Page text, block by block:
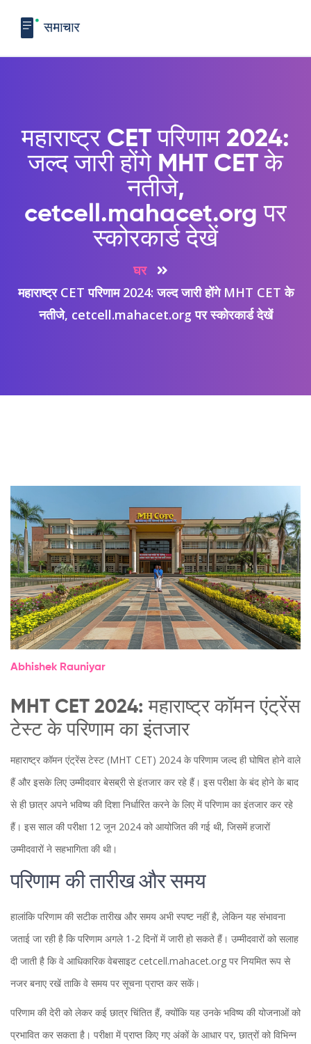
महाराष्ट्र CET परिणाम 2024:
जल्द जारी होंगे MHT CET के
नतीजे,
cetcell.mahacet.org पर
स्कोरकार्ड देखें
घर
महाराष्ट्र CET परिणाम 2024: जल्द जारी होंगे MHT CET के
नतीजे, cetcell.mahacet.org पर स्कोरकार्ड देखें
Abhishek Rauniyar
MHT CET 2024: महाराष्ट्र कॉमन एंट्रेंस
टेस्ट के परिणाम का इंतजार
महाराष्ट्र कॉमन एंट्रेंस टेस्ट (MHT CET) 2024 के परिणाम जल्द ही घोषित होने वाले
हैं और इसके लिए उम्मीदवार बेसब्री से इंतजार कर रहे हैं। इस परीक्षा के बंद होने के बाद
से ही छात्र अपने भविष्य की दिशा निर्धारित करने के लिए में परिणाम का इंतजार कर रहे
हैं। इस साल की परीक्षा 12 जून 2024 को आयोजित की गई थी, जिसमें हजारों
उम्मीदवारों ने सहभागिता की थी।
परिणाम की तारीख और समय
हालांकि परिणाम की सटीक तारीख और समय अभी स्पष्ट नहीं है, लेकिन यह संभावना
जताई जा रही है कि परिणाम अगले 1-2 दिनों में जारी हो सकते हैं। उम्मीदवारों को सलाह
दी जाती है कि वे आधिकारिक वेबसाइट cetcell.mahacet.org पर नियमित रूप से
नजर बनाए रखें ताकि वे समय पर सूचना प्राप्त कर सकें।
परिणाम की देरी को लेकर कई छात्र चिंतित हैं, क्योंकि यह उनके भविष्य की योजनाओं को
प्रभावित कर सकता है। परीक्षा में प्राप्त किए गए अंकों के आधार पर, छात्रों को विभिन्न